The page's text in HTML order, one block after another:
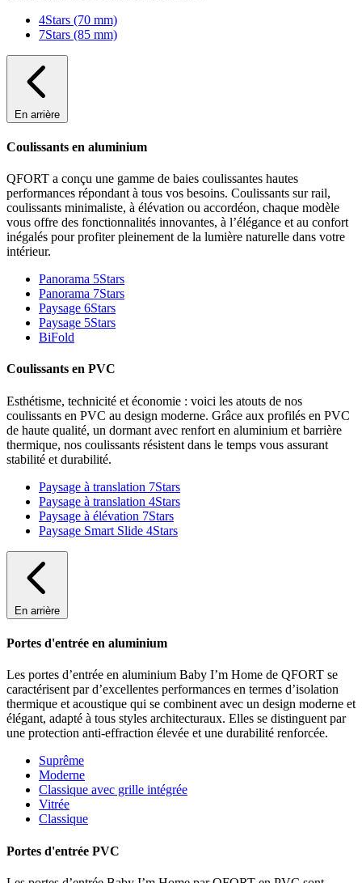
4Stars (70 mm)
7Stars (85 mm)
En arrière
Coulissants en aluminium
QFORT a conçu une gamme de baies coulissantes hautes
performances répondant à tous vos besoins. Coulissants sur rail,
coulissants minimaliste, à élévation ou accordéon, chaque modèle
vous offre des fonctionnalités innovantes, à l’élégance et au confort
inégalés pour profiter pleinement de la lumière naturelle dans votre
intérieur.
Panorama 5Stars
Panorama 7Stars
Paysage 6Stars
Paysage 5Stars
BiFold
Coulissants en PVC
Esthétisme, technicité et économie : voici les atouts de nos
coulissants en PVC au design moderne. Grâce aux profilés en PVC
de haute qualité, un dormant avec renfort en aluminium et barrière
thermique, nos coulissants résistent dans le temps vous assurant
stabilité et durabilité.
Paysage à translation 7Stars
Paysage à translation 4Stars
Paysage à élévation 7Stars
Paysage Smart Slide 4Stars
En arrière
Portes d'entrée en aluminium
Les portes d’entrée en aluminium Baby I’m Home de QFORT se
caractérisent par d’excellentes performances en termes d’isolation
thermique et acoustique qui se combinent avec un design moderne et
élégant, adapté à tous styles architecturaux. Elles se distinguent par
une protection anti-effraction élevée et une durabilité renforcée.
Suprême
Moderne
Classique avec grille intégrée
Vitrée
Classique
Portes d'entrée PVC